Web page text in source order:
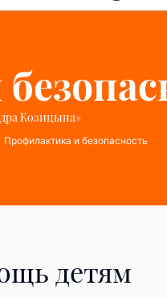
Козицына»
Профилактика и безопасность
детям